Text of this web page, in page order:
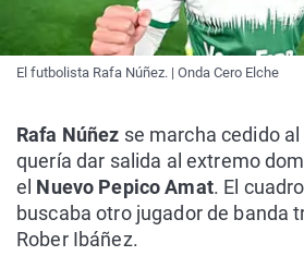
El futbolista Rafa Núñez. | Onda Cero Elche
Rafa Núñez se marcha cedido al
quería dar salida al extremo
el Nuevo Pepico Amat. El
buscaba otro jugador de banda
Rober Ibáñez.